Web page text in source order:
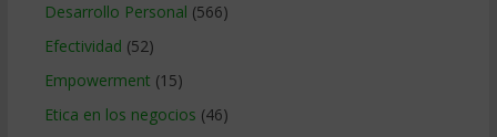
Desarrollo Personal (566)
Efectividad (52)
Empowerment (15)
Etica en los negocios (46)